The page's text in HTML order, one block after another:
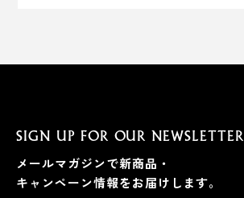
SIGN UP FOR OUR NEWSLETTER
メールマガジンで新商品・
キャンペーン情報をお届けします。